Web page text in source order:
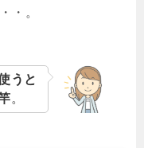
・。
うと
。